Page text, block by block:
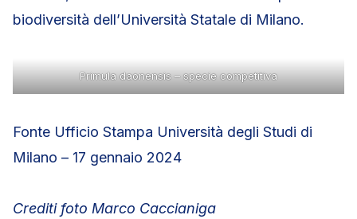
biodiversità dell’Università Statale di Milano.
Primula daonensis – specie competitiva
Fonte Ufficio Stampa Università degli Studi di
Milano – 17 gennaio 2024
Crediti foto Marco Caccianiga